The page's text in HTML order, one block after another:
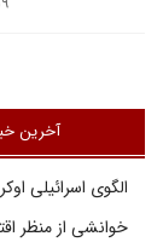
آخرین
الگوی اسرائیلی
خوانشی از منظر